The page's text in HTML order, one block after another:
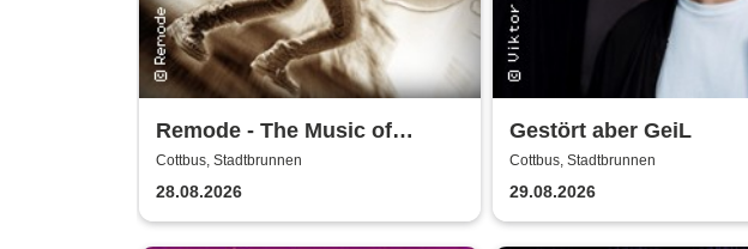
Remode - The Music of
Depeche Mode
Cottbus, Stadtbrunnen
28.08.2026
Gestört aber GeiL
Cottbus, Stadtbrunnen
29.08.2026